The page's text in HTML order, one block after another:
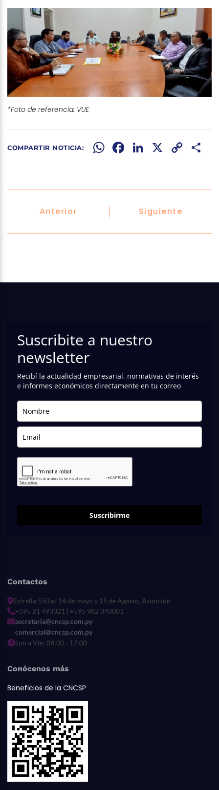
*Foto de referencia: VUE
Anterior Siguiente
Suscribite a nuestro
newsletter
Recibí la actualidad empresarial, normativas de interés
e informes económicos directamente en tu correo
Suscribirme
Contactos
Estrella 550 e/ 14 de mayo y 15 de Agosto, Asunción
+595 21 493321 | +595 982 340001
secretaria@cncsp.com.py
comercial@cncsp.com.py
Lun a Vie: 08:00 - 17:00
Conócenos más
Beneficios de la CNCSP